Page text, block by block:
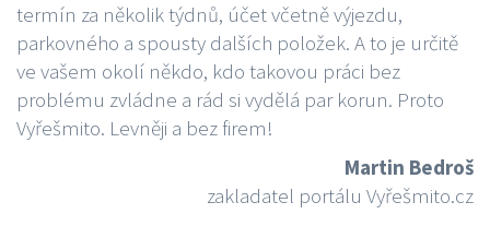
termín za několik týdnů, účet včetně výjezdu,
parkovného a spousty dalších položek. A to je určitě
ve vašem okolí někdo, kdo takovou práci bez
problému zvládne a rád si vydělá par korun. Proto
Vyřešmito. Levněji a bez firem!
Martin Bedroš
zakladatel portálu Vyřešmito.cz